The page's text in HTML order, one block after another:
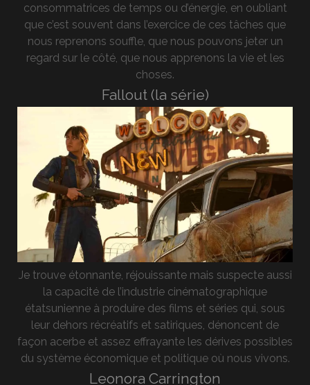
consommatrices de temps ou d’énergie, en oubliant
que c’est souvent dans l’exercice de ces tâches que
nous reprenons souffle, que nous pouvons jeter un
regard sur le côté, que nous apprenons la vie et les
choses.
Fallout (la série)
Je trouve étonnante, réjouissante mais suspecte aussi
la capacité de l’industrie cinématographique
étatsunienne à produire des films et séries qui, sous
leur dehors récréatifs et satiriques, dénoncent de
façon acerbe et assez effrayante les dérives possibles
du système économique et politique où nous vivons.
Leonora Carrington